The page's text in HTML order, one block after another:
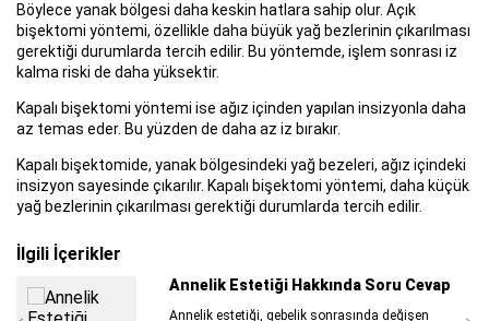
Böylece yanak bölgesi daha keskin hatlara sahip olur. Açık
bişektomi yöntemi, özellikle daha büyük yağ bezlerinin çıkarılması
gerektiği durumlarda tercih edilir. Bu yöntemde, işlem sonrası iz
kalma riski de daha yüksektir.
Kapalı bişektomi yöntemi ise ağız içinden yapılan insizyonla daha
az temas eder. Bu yüzden de daha az iz bırakır.
Kapalı bişektomide, yanak bölgesindeki yağ bezeleri, ağız içindeki
insizyon sayesinde çıkarılır. Kapalı bişektomi yöntemi, daha küçük
yağ bezlerinin çıkarılması gerektiği durumlarda tercih edilir.
İlgili İçerikler
Meme Estetiği Sonrası Yapılması